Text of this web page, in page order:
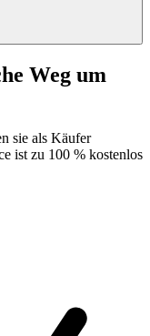
Weg um
sie als Käufer
ist zu 100 % kostenlos